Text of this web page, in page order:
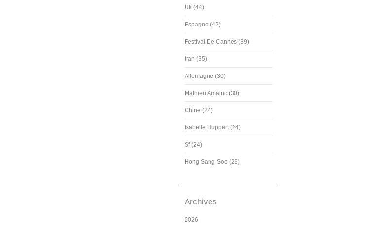
Uk (44)
Espagne (42)
Festival De Cannes (39)
Iran (35)
Allemagne (30)
Mathieu Amalric (30)
Chine (24)
Isabelle Huppert (24)
Sf (24)
Hong Sang-Soo (23)
Archives
2026